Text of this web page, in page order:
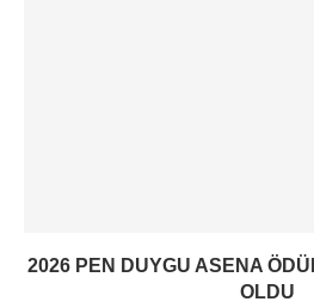
2026 PEN DUYGU ASENA
OLDU